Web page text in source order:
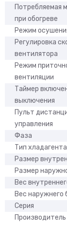
Потребляемая
при обогреве
Режим
Регулировка
вентилятора
Режим
вентиляции
Таймер
выключения
Пульт
управления
Фаза
Тип хладагента
Размер
Размер
Вес
Вес наружнего
Серия
Производитель